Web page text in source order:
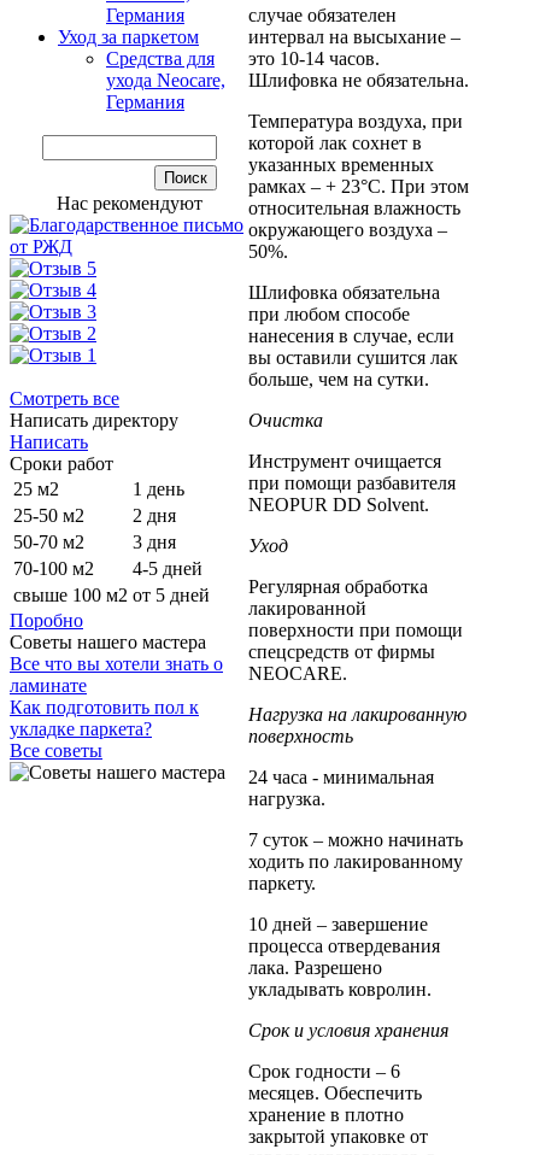
Германия
Уход за паркетом
Средства для
ухода Neocare,
Германия
Нас рекомендуют
Смотреть все
Написать директору
Написать
Сроки работ
25 м2
1 день
25-50 м2
2 дня
50-70 м2
3 дня
70-100 м2
4-5 дней
свыше 100 м2 от 5 дней
Поробно
Советы нашего мастера
Все что вы хотели знать о
ламинате
Как подготовить пол к
укладке паркета?
Все советы
случае обязателен
интервал на высыхание –
это 10-14 часов.
Шлифовка не обязательна.
Температура воздуха, при
которой лак сохнет в
указанных временных
рамках – + 23°С. При этом
относительная влажность
окружающего воздуха –
50%.
Шлифовка обязательна
при любом способе
нанесения в случае, если
вы оставили сушится лак
больше, чем на сутки.
Очистка
Инструмент очищается
при помощи разбавителя
NEOPUR DD Solvent.
Уход
Регулярная обработка
лакированной
поверхности при помощи
спецсредств от фирмы
NEOCARE.
Нагрузка на лакированную
поверхность
24 часа - минимальная
нагрузка.
7 суток – можно начинать
ходить по лакированному
паркету.
10 дней – завершение
процесса отвердевания
лака. Разрешено
укладывать ковролин.
Срок и условия хранения
Срок годности – 6
месяцев. Обеспечить
хранение в плотно
закрытой упаковке от